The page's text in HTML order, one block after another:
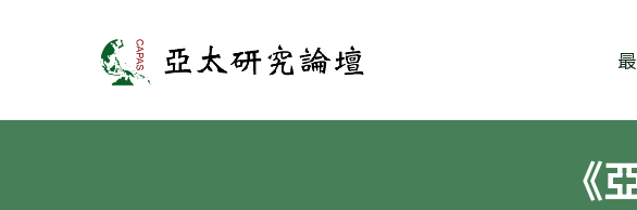
亞太研究論壇
《